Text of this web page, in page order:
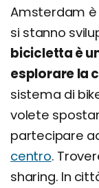
Amsterdam è
si stanno
bicicletta è
esplorare la
sistema di
volete
partecipare
centro.
sharing. In